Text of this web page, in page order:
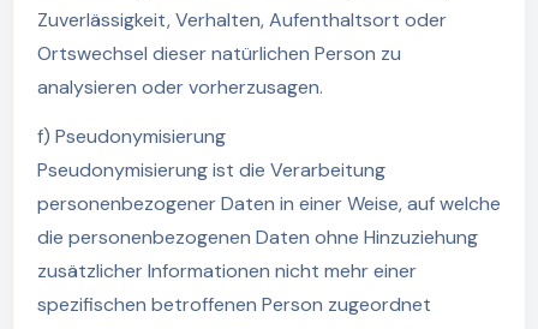
Zuverlässigkeit, Verhalten, Aufenthaltsort oder
Ortswechsel dieser natürlichen Person zu
analysieren oder vorherzusagen.
f) Pseudonymisierung
Pseudonymisierung ist die Verarbeitung
personenbezogener Daten in einer Weise, auf welche
die personenbezogenen Daten ohne Hinzuziehung
zusätzlicher Informationen nicht mehr einer
spezifischen betroffenen Person zugeordnet